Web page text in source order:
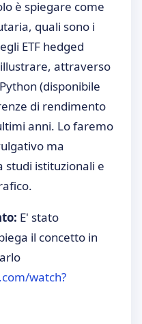
è spiegare come
quali sono i
ETF hedged
attraverso
(disponibile
di rendimento
anni. Lo faremo
ma
studi istituzionali e
E' stato
il concetto in
watch?